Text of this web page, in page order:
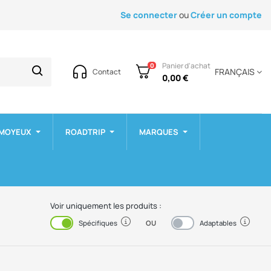
Se connecterouCréer un compte
Contact
0 Panier d'achat
0,00 €
FRANÇAIS
ROADTRIP MARQUES
Voir uniquement les produits :
Activé Spécifiques OU DésactivéAdaptables